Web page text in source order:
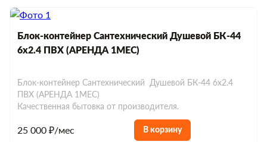
Блок-контейнер Сантехнический Душевой БК-44
6х2.4 ПВХ (АРЕНДА 1МЕС)
Блок-контейнер Сантехнический Душевой БК-44 6х2.4
ПВХ (АРЕНДА 1МЕС)
Качественная бытовка от производителя.
25 000 ₽/мес В корзину